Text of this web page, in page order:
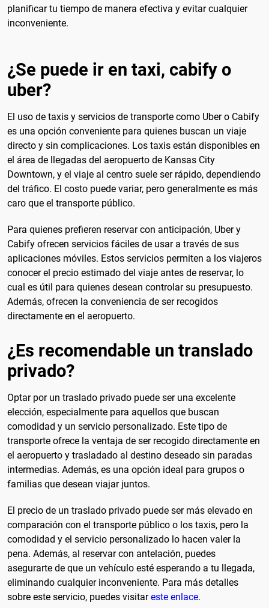
planificar tu tiempo de manera efectiva y evitar cualquier
inconveniente.
¿Se puede ir en taxi, cabify o
uber?
El uso de taxis y servicios de transporte como Uber o Cabify
es una opción conveniente para quienes buscan un viaje
directo y sin complicaciones. Los taxis están disponibles en
el área de llegadas del aeropuerto de Kansas City
Downtown, y el viaje al centro suele ser rápido, dependiendo
del tráfico. El costo puede variar, pero generalmente es más
caro que el transporte público.
Para quienes prefieren reservar con anticipación, Uber y
Cabify ofrecen servicios fáciles de usar a través de sus
aplicaciones móviles. Estos servicios permiten a los viajeros
conocer el precio estimado del viaje antes de reservar, lo
cual es útil para quienes desean controlar su presupuesto.
Además, ofrecen la conveniencia de ser recogidos
directamente en el aeropuerto.
¿Es recomendable un translado
privado?
Optar por un traslado privado puede ser una excelente
elección, especialmente para aquellos que buscan
comodidad y un servicio personalizado. Este tipo de
transporte ofrece la ventaja de ser recogido directamente en
el aeropuerto y trasladado al destino deseado sin paradas
intermedias. Además, es una opción ideal para grupos o
familias que desean viajar juntos.
El precio de un traslado privado puede ser más elevado en
comparación con el transporte público o los taxis, pero la
comodidad y el servicio personalizado lo hacen valer la
pena. Además, al reservar con antelación, puedes
asegurarte de que un vehículo esté esperando a tu llegada,
eliminando cualquier inconveniente. Para más detalles
sobre este servicio, puedes visitareste enlace.